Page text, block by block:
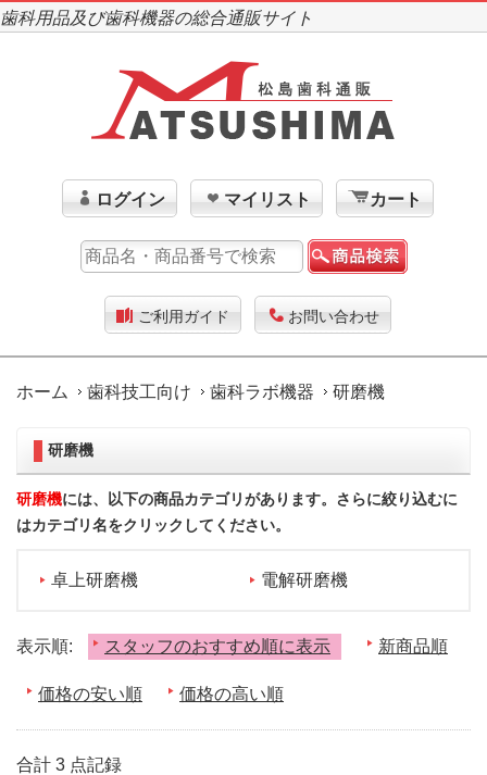
歯科用品及び歯科機器の総合通販サイト
ログイン マイリスト カート
ご利用ガイド お問い合わせ
ホーム 歯科技工向け 歯科ラボ機器 研磨機
研磨機
研磨機には、以下の商品カテゴリがあります。さらに絞り込むに
はカテゴリ名をクリックしてください。
卓上研磨機 電解研磨機
表示順: スタッフのおすすめ順に表示 新商品順
価格の安い順 価格の高い順
合計 3 点記録